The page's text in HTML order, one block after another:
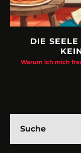
DIE
Warum ich mich